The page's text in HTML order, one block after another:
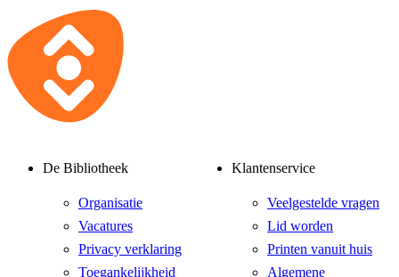
De Bibliotheek
Organisatie
Vacatures
Privacy verklaring
Toegankelijkheid
Klantenservice
Veelgestelde vragen
Lid worden
Printen vanuit huis
Algemene